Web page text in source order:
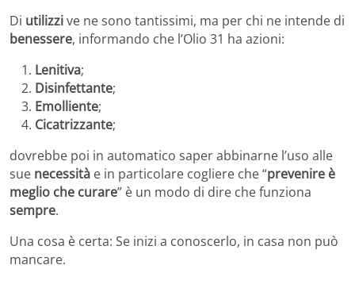
Di utilizzive ne sono tantissimi, ma per chi ne intende di
benessere, informando che l’Olio 31 ha azioni:
Lenitiva;
Disinfettante;
Emolliente;
Cicatrizzante;
dovrebbe poi in automatico saper abbinarne l’uso alle
sue necessità e in particolare cogliere che “prevenire è
meglio che curare” è un modo di dire che funziona
sempre.
Una cosa è certa: Se inizi a conoscerlo, in casa non può
mancare.